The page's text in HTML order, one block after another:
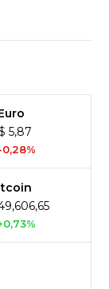
5,87
0,28%